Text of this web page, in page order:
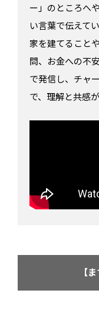
ー」のところへ
い言葉で伝えて
家を建てること
問、お金への不
で発信し、チャ
で、理解と共感
【